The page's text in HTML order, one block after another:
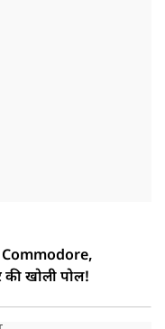
Commodore,
खोली पोल!